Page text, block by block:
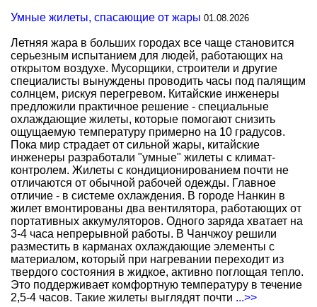
Умные жилеты, спасающие от жары 01.08.2026
Летняя жара в больших городах все чаще становится
серьезным испытанием для людей, работающих на
открытом воздухе. Мусорщики, строители и другие
специалисты вынуждены проводить часы под палящим
солнцем, рискуя перегревом. Китайские инженеры
предложили практичное решение - специальные
охлаждающие жилеты, которые помогают снизить
ощущаемую температуру примерно на 10 градусов.
Пока мир страдает от сильной жары, китайские
инженеры разработали "умные" жилеты с климат-
контролем. Жилеты с кондиционированием почти не
отличаются от обычной рабочей одежды. Главное
отличие - в системе охлаждения. В городе Нанкин в
жилет вмонтированы два вентилятора, работающих от
портативных аккумуляторов. Одного заряда хватает на
3-4 часа непрерывной работы. В Чанчжоу решили
разместить в карманах охлаждающие элементы с
материалом, который при нагревании переходит из
твердого состояния в жидкое, активно поглощая тепло.
Это поддерживает комфортную температуру в течение
2,5-4 часов. Такие жилеты выглядят почти ...>>